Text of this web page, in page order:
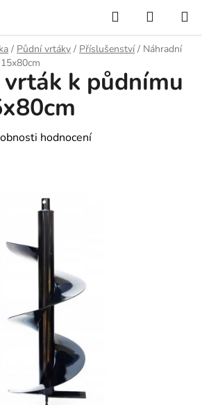
Hledat
KOŠÍK
/ Půdní vrtáky / Příslušenství / Náhradní
k půdnímu
hodnocení